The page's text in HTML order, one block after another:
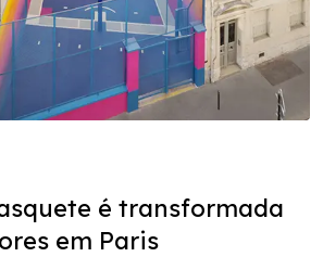
é transformada
em Paris